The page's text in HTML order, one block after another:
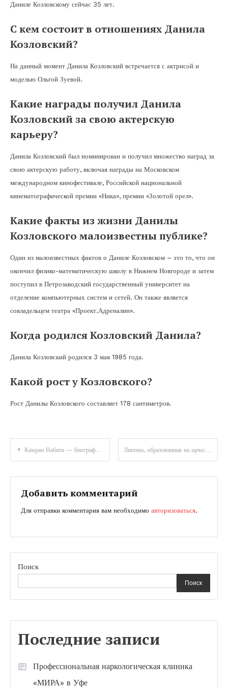
Даниле Козловскому сейчас 35 лет.
С кем состоит в отношениях Данила
Козловский?
На данный момент Данила Козловский встречается с актрисой и
моделью Ольгой Зуевой.
Какие награды получил Данила
Козловский за свою актерскую
карьеру?
Данила Козловский был номинирован и получил множество наград за
свою актерскую работу, включая награды на Московском
международном кинофестивале, Российской национальной
кинематографической премии «Ника», премии «Золотой орел».
Какие факты из жизни Данилы
Козловского малоизвестны публике?
Один из малоизвестных фактов о Даниле Козловском – это то, что он
окончил физико-математическую школу в Нижнем Новгороде и затем
поступил в Петрозаводский государственный университет на
отделение компьютерных систем и сетей. Он также является
совладельцем театра «Проект.Адреналин».
Когда родился Козловский Данила?
Данила Козловский родился 3 мая 1985 года.
Какой рост у Козловского?
Рост Данилы Козловского составляет 178 сантиметров.
Навигация
по
записям
Камран Набати — биография, национальность и достижения Липома, образованная на щеке: как избавиться без негативных последствий
Добавить комментарий
Для отправки комментария вам необходимо авторизоваться.
Поиск
Поиск
Последние записи
Профессиональная наркологическая клиника
«МИРА» в Уфе